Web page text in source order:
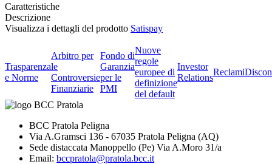
Caratteristiche
Descrizione
Visualizza i dettagli del prodotto Satispay
Trasparenza
e Norme
Arbitro per
le
Controversie
Finanziarie
Fondo di
Garanzia
per le
PMI
Nuove
regole
europee di
definizione
del default
Investor
Relations
Reclami
BCC Pratola Peligna
Via A.Gramsci 136 - 67035 Pratola Peligna (AQ)
Sede distaccata Manoppello (Pe) Via A.Moro 31/a
Email: bccpratola@pratola.bcc.it